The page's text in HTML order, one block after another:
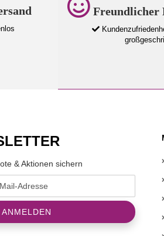
Freundlicher
& Aktionen sichern